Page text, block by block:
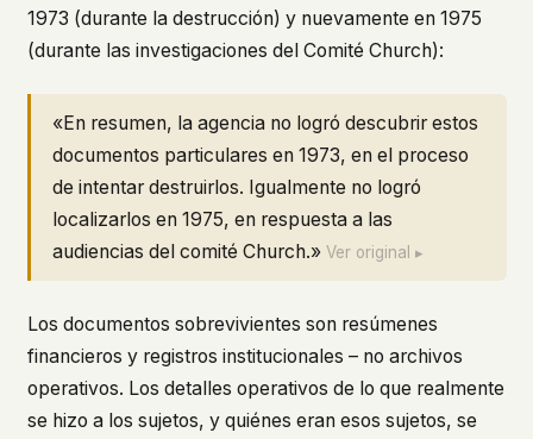
1973 (durante la destrucción) y nuevamente en 1975
(durante las investigaciones del Comité Church):
«En resumen, la agencia no logró descubrir estos
documentos particulares en 1973, en el proceso
de intentar destruirlos. Igualmente no logró
localizarlos en 1975, en respuesta a las
audiencias del comité Church.»Ver original ▸
Los documentos sobrevivientes son resúmenes
financieros y registros institucionales – no archivos
operativos. Los detalles operativos de lo que realmente
se hizo a los sujetos, y quiénes eran esos sujetos, se